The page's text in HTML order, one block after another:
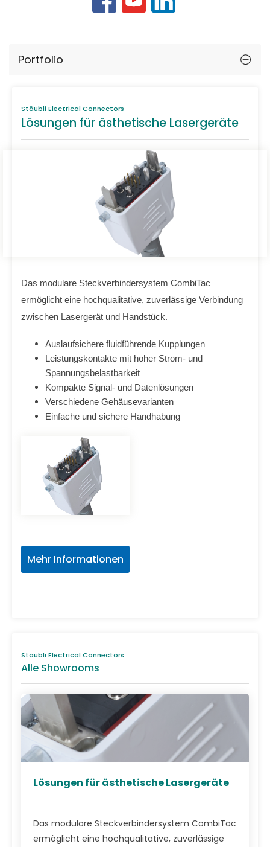
Portfolio
Stäubli Electrical Connectors
Lösungen für ästhetische Lasergeräte
Das modulare Steckverbindersystem CombiTac
ermöglicht eine hochqualitative, zuverlässige Verbindung
zwischen Lasergerät und Handstück.
Auslaufsichere fluidführende Kupplungen
Leistungskontakte mit hoher Strom- und
Spannungsbelastbarkeit
Kompakte Signal- und Datenlösungen
Verschiedene Gehäusevarianten
Einfache und sichere Handhabung
Mehr Informationen
Stäubli Electrical Connectors
Alle Showrooms
Lösungen für ästhetische Lasergeräte
Das modulare Steckverbindersystem CombiTac
ermöglicht eine hochqualitative, zuverlässige